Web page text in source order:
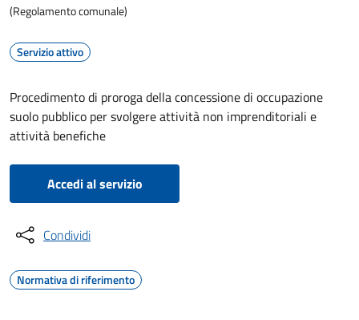
(Regolamento comunale)
Servizio attivo
Procedimento di proroga della concessione di occupazione
suolo pubblico per svolgere attività non imprenditoriali e
attività benefiche
Accedi al servizio
Condividi
Normativa di riferimento